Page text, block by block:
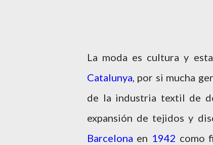
La moda es cultura y
Catalunya, por si mucha
de la industria textil de
expansión de tejidos y
Barcelona en 1942 como